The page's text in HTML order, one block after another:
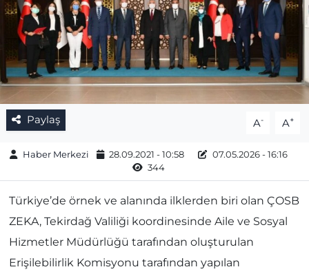
Paylaş A- A+
Haber Merkezi 28.09.2021 - 10:58
07.05.2026 - 16:16
344
Türkiye’de örnek ve alanında ilklerden biri olan ÇOSB
ZEKA, Tekirdağ Valiliği koordinesinde Aile ve Sosyal
Hizmetler Müdürlüğü tarafından oluşturulan
Erişilebilirlik Komisyonu tarafından yapılan